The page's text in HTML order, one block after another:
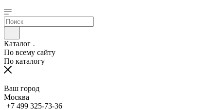
Каталог
По всему сайту
По каталогу
Ваш город
Москва
+7 499 325-73-36